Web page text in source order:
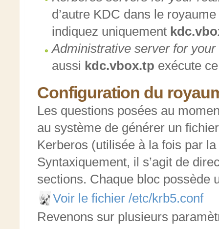
d’autre KDC dans le
indiquez uniquement
Administrative server for your
aussi kdc.vbox.tp exécute
Configuration du
Les questions posées au
au système de générer un
Kerberos (utilisée à la fois par
Syntaxiquement, il s’agit de
sections. Chaque bloc possède
Voir le fichier /etc/krb5.conf
Revenons sur plusieurs